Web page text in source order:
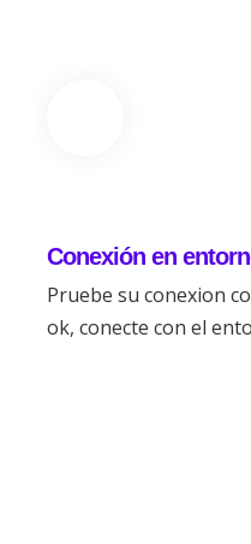
Conexión en
Pruebe su conexion
ok, conecte con el